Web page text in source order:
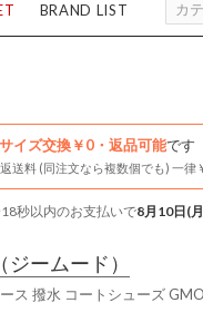
BRAND LIST
サイズ交換￥0・返品可能です
送料 (同注文なら複数個でも) 一律
秒以内のお支払いで8月10日(
（ジームード）
ス 撥水 コートシューズ